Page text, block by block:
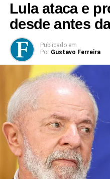
Lula ataca e
desde antes
Publicado em
Por Gustavo Ferreira